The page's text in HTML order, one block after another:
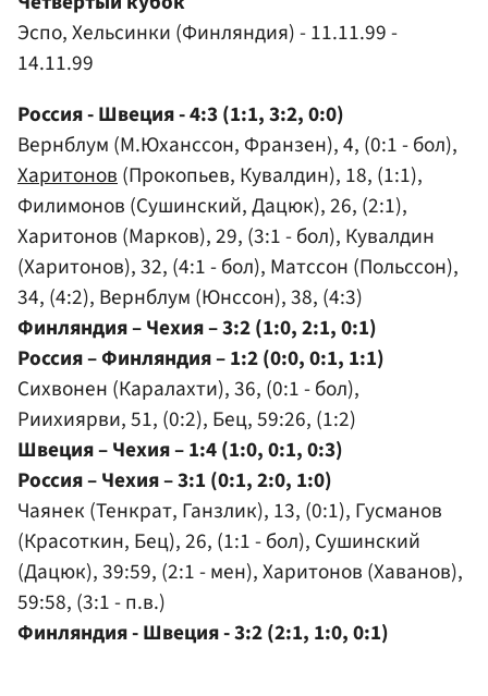
Эспо, Хельсинки (Финляндия) - 11.11.99 -
14.11.99
Россия - Швеция - 4:3 (1:1, 3:2, 0:0)
Вернблум (М.Юханссон, Франзен), 4, (0:1 - бол),
Харитонов(Прокопьев, Кувалдин), 18, (1:1),
Филимонов (Сушинский, Дацюк), 26, (2:1),
Харитонов (Марков), 29, (3:1 - бол), Кувалдин
(Харитонов), 32, (4:1 - бол), Матссон (Польссон),
34, (4:2), Вернблум (Юнссон), 38, (4:3)
Финляндия – Чехия – 3:2 (1:0, 2:1, 0:1)
Россия – Финляндия – 1:2 (0:0, 0:1, 1:1)
Сихвонен (Каралахти), 36, (0:1 - бол),
Риихиярви, 51, (0:2), Бец, 59:26, (1:2)
Швеция – Чехия – 1:4 (1:0, 0:1, 0:3)
Россия – Чехия – 3:1 (0:1, 2:0, 1:0)
Чаянек (Тенкрат, Ганзлик), 13, (0:1), Гусманов
(Красоткин, Бец), 26, (1:1 - бол), Сушинский
(Дацюк), 39:59, (2:1 - мен), Харитонов (Хаванов),
59:58, (3:1 - п.в.)
Финляндия - Швеция - 3:2 (2:1, 1:0, 0:1)